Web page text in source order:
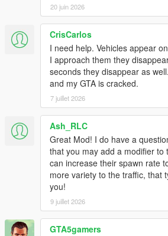
20 juin 2026
CrisCarlos
I need help. Vehicles appear
I approach them they
seconds they disappear as
and my GTA is cracked.
7 juillet 2026
Ash_RLC
Great Mod! I do have a
that you may add a modifier to
can increase their spawn rate
more variety to the traffic, that
you!
9 juillet 2026
GTA5gamers